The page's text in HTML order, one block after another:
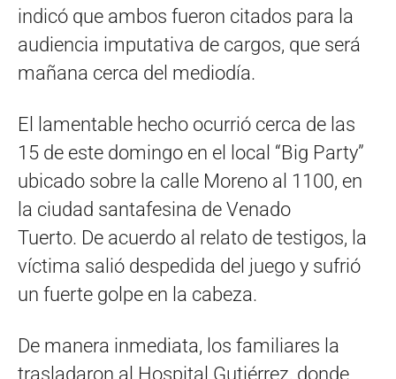
indicó que ambos fueron citados para la
audiencia imputativa de cargos, que será
mañana cerca del mediodía.
El lamentable hecho ocurrió cerca de las
15 de este domingo en el local “Big Party”
ubicado sobre la calle Moreno al 1100, en
la ciudad santafesina de Venado
Tuerto. De acuerdo al relato de testigos, la
víctima salió despedida del juego y sufrió
un fuerte golpe en la cabeza.
De manera inmediata, los familiares la
trasladaron al Hospital Gutiérrez, donde